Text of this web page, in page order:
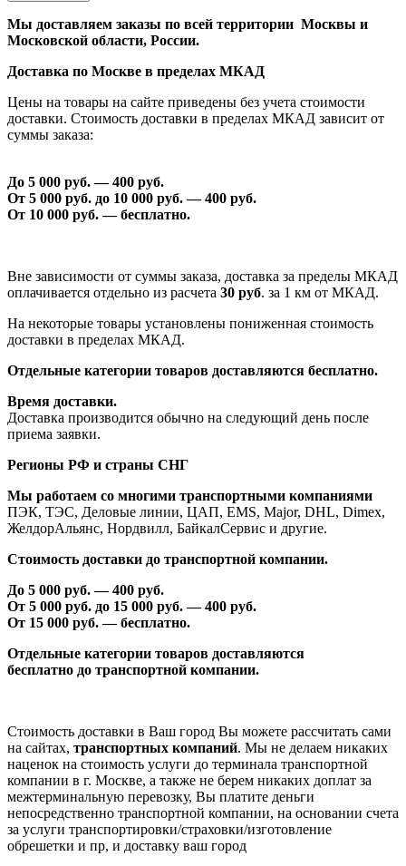
Мы доставляем заказы по всей территории Москвы и
Московской области, России.
Доставка по Москве в пределах МКАД
Цены на товары на сайте приведены без учета стоимости
доставки. Стоимость доставки в пределах МКАД зависит от
суммы заказа:
До 5 000 руб. —400 руб.
От 5 000 руб. до 10 000 руб. —400 руб.
От 10 000 руб. — бесплатно.
Вне зависимости от суммы заказа, доставка за пределы МКАД
оплачивается отдельно из расчета 30 руб. за 1 км от МКАД.
На некоторые товары установлены пониженная стоимость
доставки в пределах МКАД.
Отдельные категории товаров доставляются бесплатно.
Время доставки.
Доставка производится обычно на следующий день после
приема заявки.
Регионы РФ и страны СНГ
Мы работаем со многими транспортными компаниями
ПЭК, ТЭС, Деловые линии, ЦАП, EMS, Major, DHL, Dimex,
ЖелдорАльянс, Нордвилл, БайкалСервис и другие.
Стоимость доставки до транспортной компании.
До 5 000 руб. —400 руб.
От 5 000 руб. до 15 000 руб. —400 руб.
От 15 000 руб. — бесплатно.
Отдельные категории товаров доставляются
бесплатно до транспортной компании.
Стоимость доставки в Ваш город Вы можете рассчитать сами
на сайтах, транспортных компаний. Мы не делаем никаких
наценок на стоимость услуги до терминала транспортной
компании в г. Москве, а также не берем никаких доплат за
межтерминальную перевозку, Вы платите деньги
непосредственно транспортной компании, на основании счета
за услуги транспортировки/страховки/изготовление
обрешетки и пр, и доставку ваш город